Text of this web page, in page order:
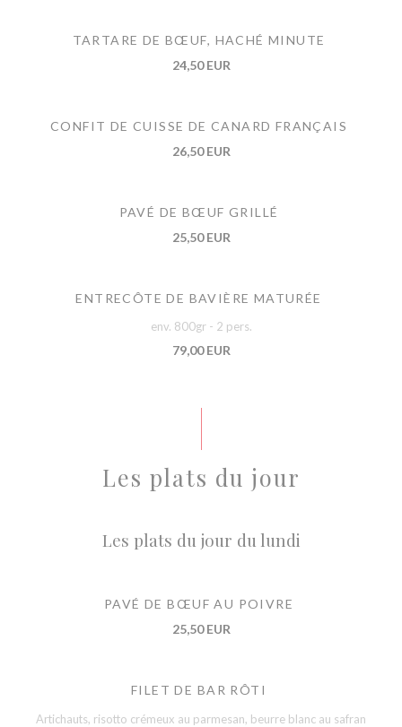
TARTARE DE BŒUF, HACHÉ MINUTE
24,50 EUR
CONFIT DE CUISSE DE CANARD FRANÇAIS
26,50 EUR
PAVÉ DE BŒUF GRILLÉ
25,50 EUR
ENTRECÔTE DE BAVIÈRE MATURÉE
env. 800gr - 2 pers.
79,00 EUR
Les plats du jour
Les plats du jour du lundi
PAVÉ DE BŒUF AU POIVRE
25,50 EUR
FILET DE BAR RÔTI
Artichauts, risotto crémeux au parmesan, beurre blanc au safran